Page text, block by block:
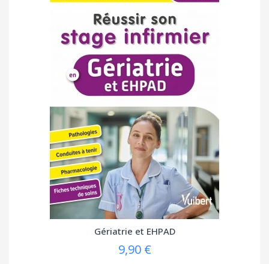
Gériatrie et EHPAD
9,90 €